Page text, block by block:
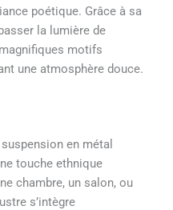
poétique. Grâce à sa
la lumière de
motifs
une atmosphère douce.
en métal
touche ethnique
chambre, un salon, ou
s’intègre